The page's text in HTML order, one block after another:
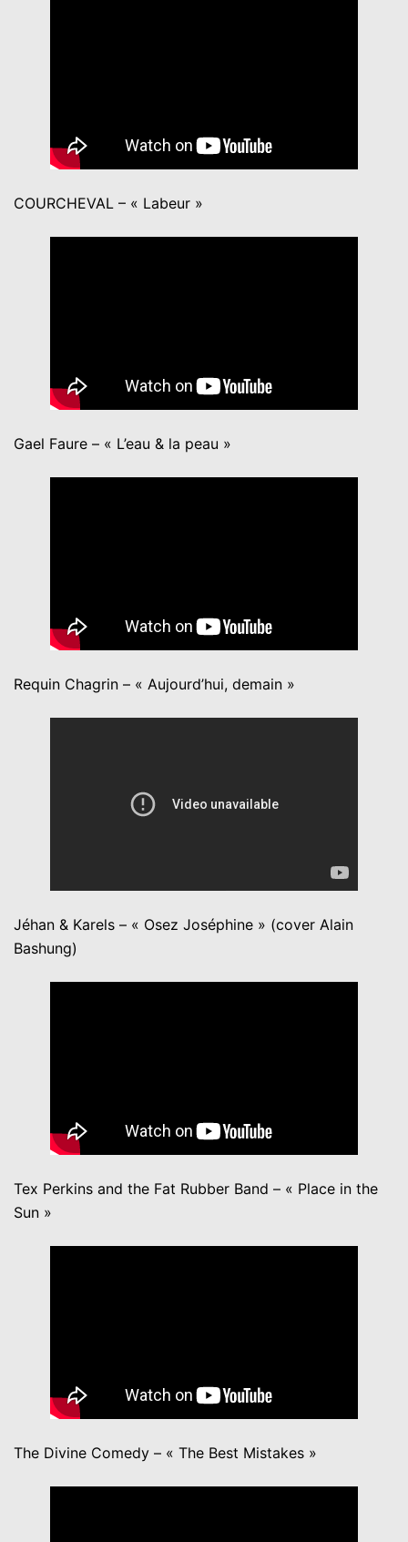
COURCHEVAL – « Labeur »
Gael Faure – « L’eau & la peau »
Requin Chagrin – « Aujourd’hui, demain »
Jéhan & Karels – « Osez Joséphine » (cover Alain
Bashung)
Tex Perkins and the Fat Rubber Band – « Place in the
Sun »
The Divine Comedy – « The Best Mistakes »